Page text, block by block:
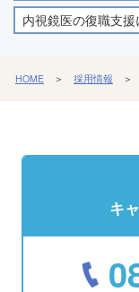
内視鏡医の復職支援
HOME ＞ 採用情報 ＞
キ